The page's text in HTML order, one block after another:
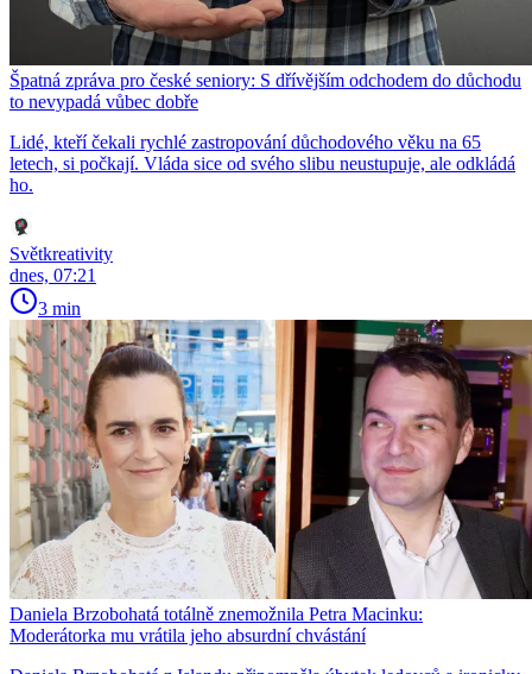
Špatná zpráva pro české seniory: S dřívějším odchodem do důchodu
to nevypadá vůbec dobře
Lidé, kteří čekali rychlé zastropování důchodového věku na 65
letech, si počkají. Vláda sice od svého slibu neustupuje, ale odkládá
ho.
Světkreativity
dnes, 07:21
3 min
Daniela Brzobohatá totálně znemožnila Petra Macinku:
Moderátorka mu vrátila jeho absurdní chvástání